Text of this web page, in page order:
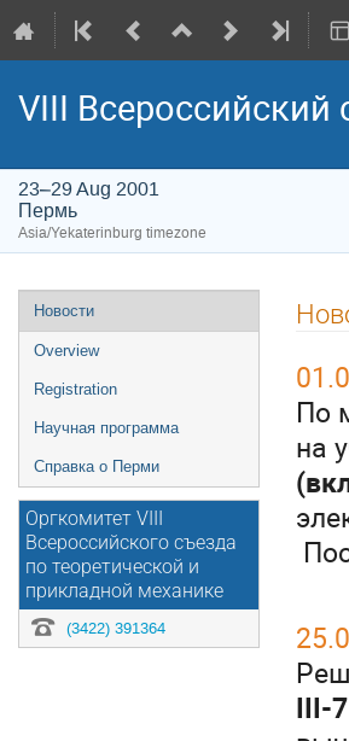
VIII
23–29 Aug 2001
Пермь
Asia/Yekaterinburg timezone
Event
menu
Новости
Overview
Registration
Научная программа
Справка о Перми
Оргкомитет VIII
Всероссийского съезда
по теоретической и
прикладной механике
(3422) 391364
По
на
III-7